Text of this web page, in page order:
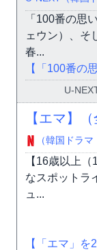
「100番の思
ェウン）、そ
春...
【「100番の
U-
【エマ】
（韓国ドラマ
【16歳以上
なスポットラ
ュ...
【「エマ」を